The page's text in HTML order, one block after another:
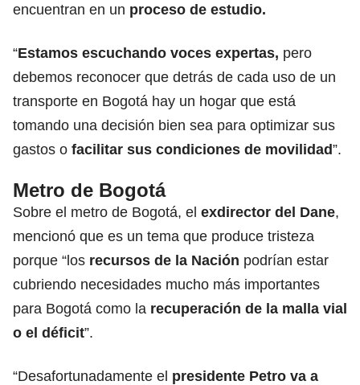
encuentran en un proceso de estudio.
“Estamos escuchando voces expertas, pero
debemos reconocer que detrás de cada uso de un
transporte en Bogotá hay un hogar que está
tomando una decisión bien sea para optimizar sus
gastos o facilitar sus condiciones de movilidad”.
Metro de Bogotá
Sobre el metro de Bogotá, el exdirector del Dane,
mencionó que es un tema que produce tristeza
porque “los recursos de la Nación podrían estar
cubriendo necesidades mucho más importantes
para Bogotá como la recuperación de la malla vial
o el déficit”.
“Desafortunadamente el presidente Petro va a